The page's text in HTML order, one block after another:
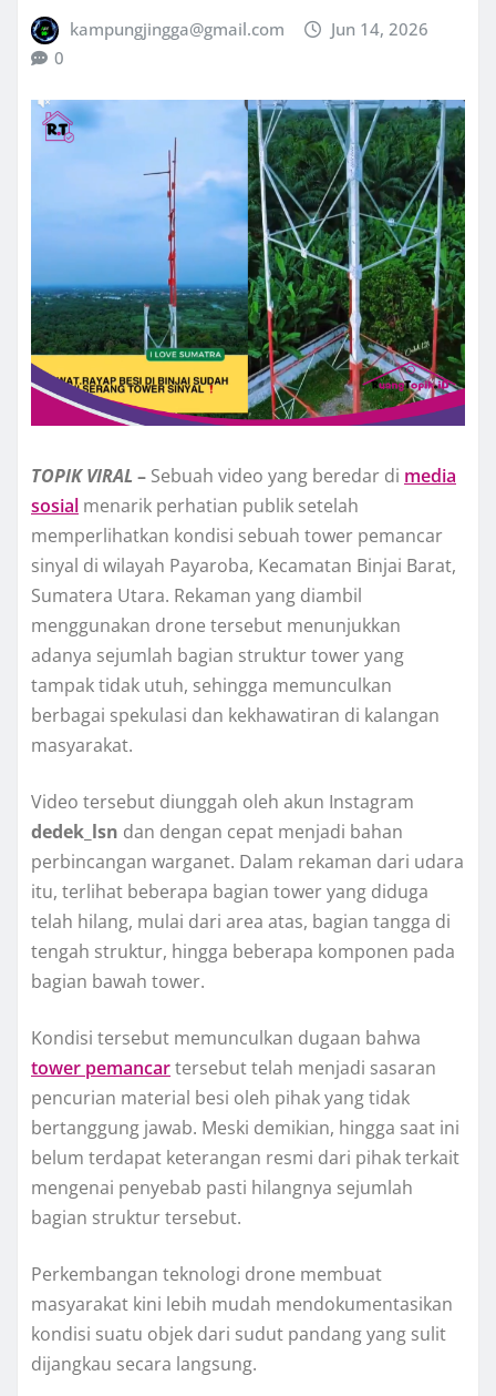
kampungjingga@gmail.com
Jun 14, 2026
0
TOPIK VIRAL – Sebuah video yang beredar di media
sosial menarik perhatian publik setelah
memperlihatkan kondisi sebuah tower pemancar
sinyal di wilayah Payaroba, Kecamatan Binjai Barat,
Sumatera Utara. Rekaman yang diambil
menggunakan drone tersebut menunjukkan
adanya sejumlah bagian struktur tower yang
tampak tidak utuh, sehingga memunculkan
berbagai spekulasi dan kekhawatiran di kalangan
masyarakat.
Video tersebut diunggah oleh akun Instagram
dedek_lsn dan dengan cepat menjadi bahan
perbincangan warganet. Dalam rekaman dari udara
itu, terlihat beberapa bagian tower yang diduga
telah hilang, mulai dari area atas, bagian tangga di
tengah struktur, hingga beberapa komponen pada
bagian bawah tower.
Kondisi tersebut memunculkan dugaan bahwa
tower pemancartersebut telah menjadi sasaran
pencurian material besi oleh pihak yang tidak
bertanggung jawab. Meski demikian, hingga saat ini
belum terdapat keterangan resmi dari pihak terkait
mengenai penyebab pasti hilangnya sejumlah
bagian struktur tersebut.
Perkembangan teknologi drone membuat
masyarakat kini lebih mudah mendokumentasikan
kondisi suatu objek dari sudut pandang yang sulit
dijangkau secara langsung.